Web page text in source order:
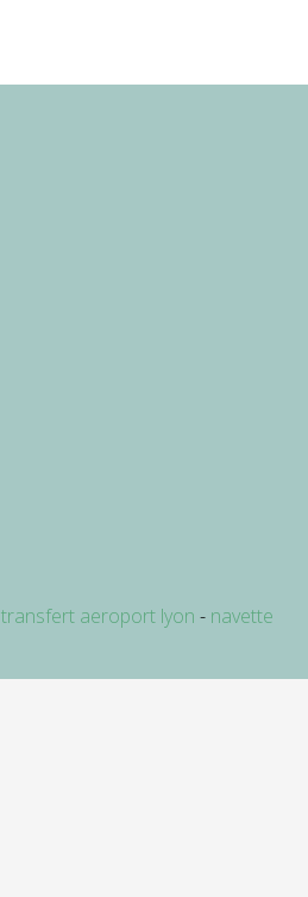
transfert aeroport lyon
navette